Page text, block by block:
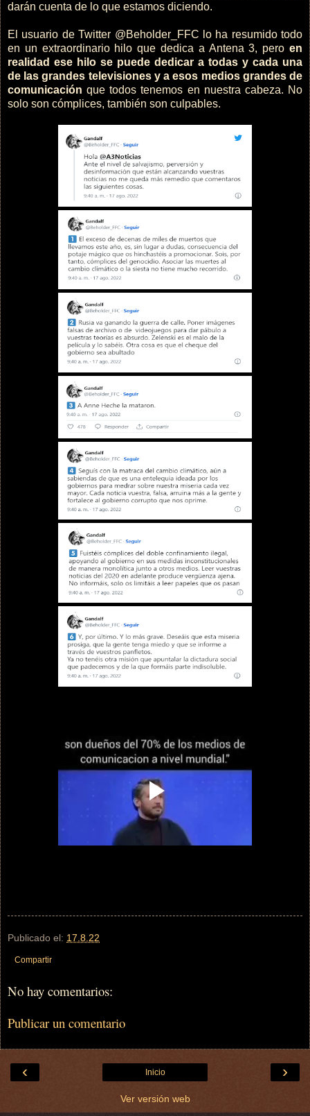
darán cuenta de lo que estamos diciendo.
El usuario de Twitter @Beholder_FFC lo ha resumido todo
en un extraordinario hilo que dedica a Antena 3, pero en
realidad ese hilo se puede dedicar a todas y cada una
de las grandes televisiones y a esos medios grandes de
comunicaciónque todos tenemos en nuestra cabeza. No
solo son cómplices, también son culpables.
Publicado el: 17.8.22
Compartir
No hay comentarios:
Publicar un comentario
‹ ›
Inicio
Ver versión web